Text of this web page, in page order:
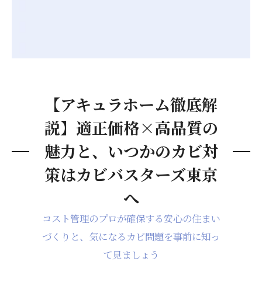
【アキュラホーム徹底解
説】適正価格×高品質の
魅力と、いつかのカビ対
策はカビバスターズ東京
へ
コスト管理のプロが確保する安心の住まい
づくりと、気になるカビ問題を事前に知っ
て見ましょう